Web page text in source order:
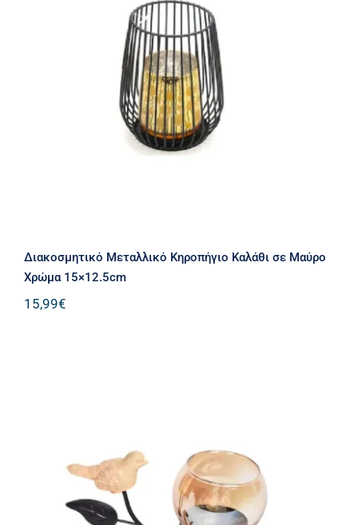
Διακοσμητικό Μεταλλικό Κηροπήγιο
Καλάθι σε Μαύρο Χρώμα 15×12.5cm
Διακοσμητικό Μεταλλικό Κηροπήγιο Καλάθι σε Μαύρο
Χρώμα 15×12.5cm
15,99€
Διακοσμητικό Μεταλλικό Κηροπήγιο
σε Μαύρο Χρώμα με Γυάλινο